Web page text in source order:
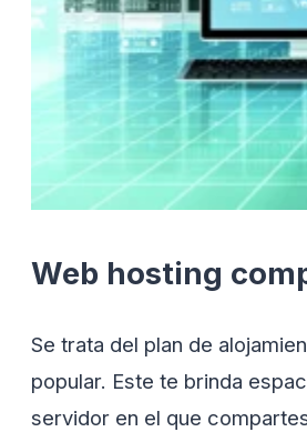
Web hosting
Se trata del plan de
popular. Este te brinda
servidor en el que